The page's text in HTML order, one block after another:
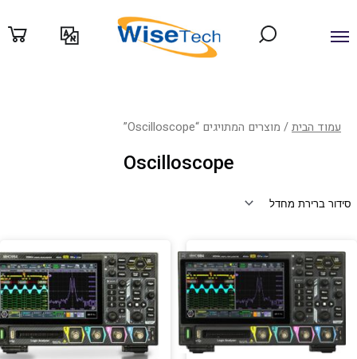
עמוד הבית/ מוצרים המתויגים “Oscilloscope”
Oscilloscope